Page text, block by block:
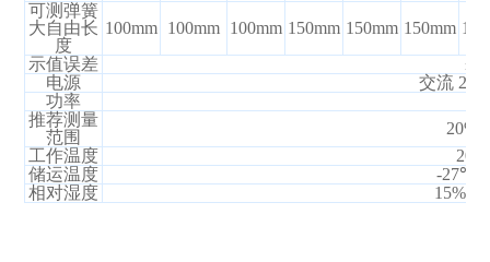
可测弹簧
大自由长
度
100mm 100mm 100mm 150mm 150mm 150mm
示值误差
电源
交流
功率
推荐测量
范围
工作温度
储运温度
-27℃
相对湿度
15%